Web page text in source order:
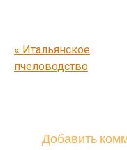
Post navigation
« Итальянское
пчеловодство
Добавить